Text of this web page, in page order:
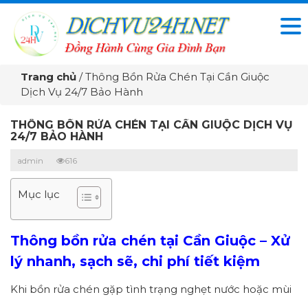
Trang chủ /Thông Bồn Rửa Chén Tại Cần Giuộc
Dịch Vụ 24/7 Bảo Hành
THÔNG BỒN RỬA CHÉN TẠI CẦN GIUỘC DỊCH VỤ
24/7 BẢO HÀNH
admin 616
Mục lục
Thông bồn rửa chén tại Cần Giuộc – Xử
lý nhanh, sạch sẽ, chi phí tiết kiệm
Khi bồn rửa chén gặp tình trạng nghẹt nước hoặc mùi